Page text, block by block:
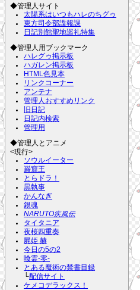
◆管理人サイト
太陽系はいつもハレのちグゥ
東方司令部諜報課
日記別館聖地巡礼特集
◆管理人用ブックマーク
ハレグゥ掲示板
ハガレン掲示板
HTML色見本
リンクコーナー
アンテナ
管理人おすすめリンク
旧日記
日記内検索
管理用
◆管理人とアニメ
<現行>
ソウルイーター
巌窟王
とらドラ！
黒執事
かんなぎ
銀魂
NARUTO疾風伝
タイタニア
夜桜四重奏
屍姫 赫
今日の5の2
喰霊-零-
とある魔術の禁書目録
└配信サイト
ケメコデラックス！